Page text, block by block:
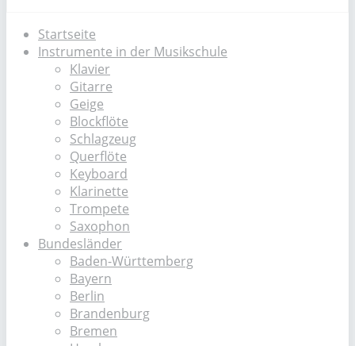
Startseite
Instrumente in der Musikschule
Klavier
Gitarre
Geige
Blockflöte
Schlagzeug
Querflöte
Keyboard
Klarinette
Trompete
Saxophon
Bundesländer
Baden-Württemberg
Bayern
Berlin
Brandenburg
Bremen